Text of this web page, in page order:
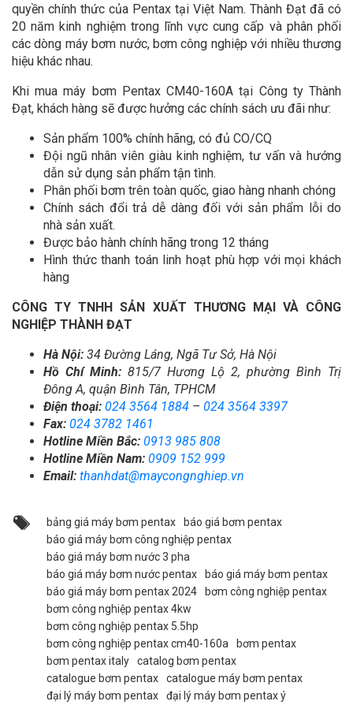
quyền chính thức của Pentax tại Việt Nam. Thành Đạt đã có
20 năm kinh nghiệm trong lĩnh vực cung cấp và phân phối
các dòng máy bơm nước, bơm công nghiệp với nhiều thương
hiệu khác nhau.
Khi mua máy bơm Pentax CM40-160A tại Công ty Thành
Đạt, khách hàng sẽ được hưởng các chính sách ưu đãi như:
Sản phẩm 100% chính hãng, có đủ CO/CQ
Đội ngũ nhân viên giàu kinh nghiệm, tư vấn và hướng
dẫn sử dụng sản phẩm tận tình.
Phân phối bơm trên toàn quốc, giao hàng nhanh chóng
Chính sách đổi trả dễ dàng đối với sản phẩm lỗi do
nhà sản xuất.
Được bảo hành chính hãng trong 12 tháng
Hình thức thanh toán linh hoạt phù hợp với mọi khách
hàng
CÔNG TY TNHH SẢN XUẤT THƯƠNG MẠI VÀ CÔNG
NGHIỆP THÀNH ĐẠT
Hà Nội: 34 Đường Láng, Ngã Tư Sở, Hà Nội
Hồ Chí Minh: 815/7 Hương Lộ 2, phường Bình Trị
Đông A, quận Bình Tân, TPHCM
Điện thoại: 024 3564 1884 – 024 3564 3397
Fax: 024 3782 1461
Hotline Miền Bắc: 0913 985 808
Hotline Miền Nam: 0909 152 999
Email: thanhdat@maycongnghiep.vn
bảng giá máy bơm pentax
báo giá bơm pentax
báo giá máy bơm công nghiệp pentax
báo giá máy bơm nước 3 pha
báo giá máy bơm nước pentax
báo giá máy bơm pentax
báo giá máy bơm pentax 2024
bơm công nghiệp pentax
bơm công nghiệp pentax 4kw
bơm công nghiệp pentax 5.5hp
bơm công nghiệp pentax cm40-160a
bơm pentax
bơm pentax italy
catalog bơm pentax
catalogue bơm pentax
catalogue máy bơm pentax
đại lý máy bơm pentax
đại lý máy bơm pentax ý